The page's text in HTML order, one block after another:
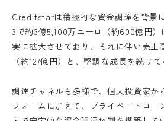
Creditstarは積極的な資金調達を背景
3で約3億5,100万ユーロ（約600億円
実に拡大させており、それに伴い売上
（約127億円）と、堅調な成長を続けて
調達チャネルも多様で、個人投資家か
フォームに加えて、プライベートロー